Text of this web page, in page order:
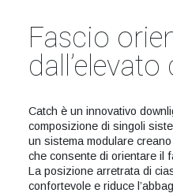
Fascio
Catch è un innovativo
composizione di singoli
un sistema modulare
che consente di orientare il
La posizione arretrata di
confortevole e riduce